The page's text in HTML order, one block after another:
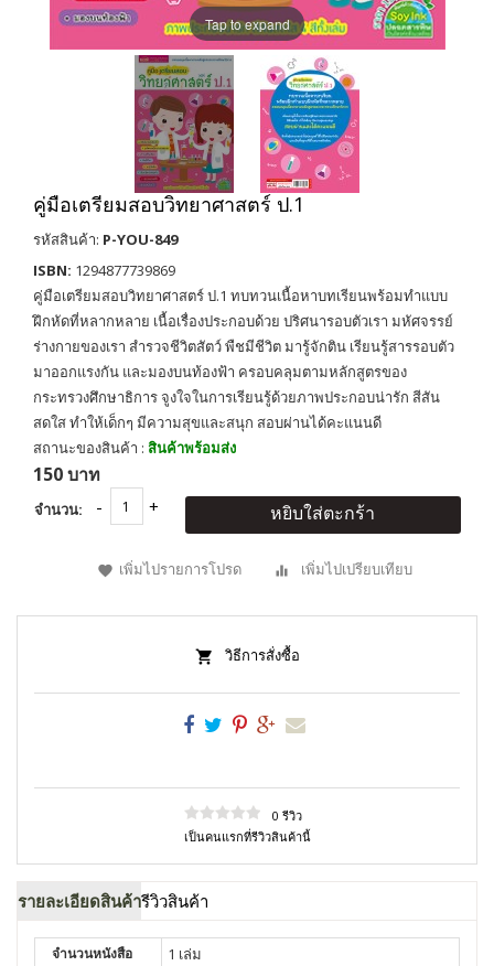
Tap to expand
คู่มือเตรียมสอบวิทยาศาสตร์ ป.1
รหัสสินค้า: P-YOU-849
ISBN: 1294877739869
คู่มือเตรียมสอบวิทยาศาสตร์ ป.1 ทบทวนเนื้อหาบทเรียนพร้อมทำแบบ
ฝึกหัดที่หลากหลาย เนื้อเรื่องประกอบด้วย ปริศนารอบตัวเรา มหัศจรรย์
ร่างกายของเรา สำรวจชีวิตสัตว์ พืชมีชีวิต มารู้จักติน เรียนรู้สารรอบตัว
มาออกแรงกัน และมองบนท้องฟ้า ครอบคลุมตามหลักสูตรของ
กระทรวงศึกษาธิการ จูงใจในการเรียนรู้ด้วยภาพประกอบน่ารัก สีสัน
สดใส ทำให้เด็กๆ มีความสุขและสนุก สอบผ่านได้คะแนนดี
สถานะของสินค้า : สินค้าพร้อมส่ง
150 บาท
จำนวน: หยิบใส่ตะกร้า
เพิ่มไปรายการโปรด เพิ่มไปเปรียบเทียบ
วิธีการสั่งซื้อ
0 รีวิว
เป็นคนแรกที่รีวิวสินค้านี้
รายละเอียดสินค้ารีวิวสินค้า
จำนวนหนังสือ 1 เล่ม